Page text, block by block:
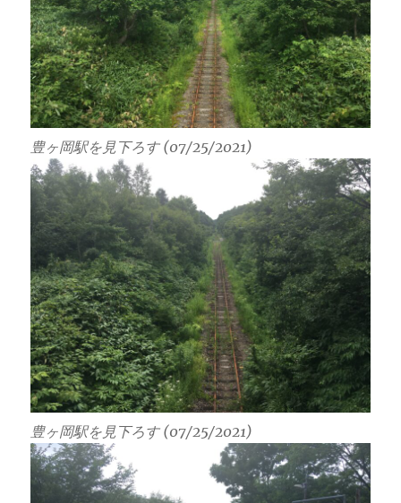
豊ヶ岡駅を見下ろす (07/25/2021)
豊ヶ岡駅を見下ろす (07/25/2021)